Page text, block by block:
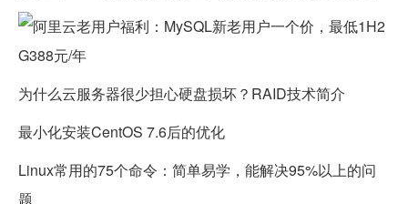
为什么云服务器很少担心硬盘损坏？RAID技术简介
最小化安装CentOS 7.6后的优化
Linux常用的75个命令：简单易学，能解决95%以上的问
题